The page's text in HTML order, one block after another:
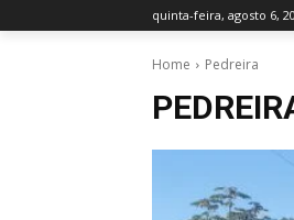
quinta-feira, agosto 6,
Home Pedreira